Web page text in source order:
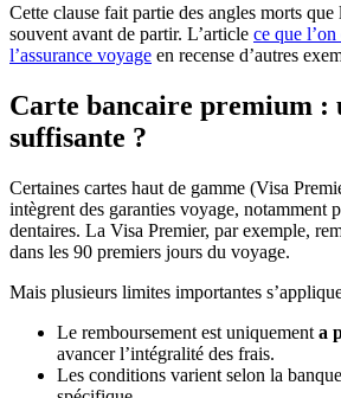
Cette clause fait partie des angles morts
souvent avant de partir. L’article ce que
l’assurance voyage en recense d’autres
Carte bancaire premium :
suffisante ?
Certaines cartes haut de gamme (Visa
intègrent des garanties voyage, notamment
dentaires. La Visa Premier, par exemple,
dans les 90 premiers jours du voyage.
Mais plusieurs limites importantes
Le remboursement est uniquement a
avancer l’intégralité des frais.
Les conditions varient selon la